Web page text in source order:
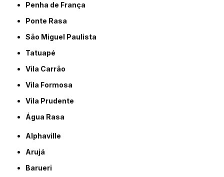
Penha de França
Ponte Rasa
São Miguel Paulista
Tatuapé
Vila Carrão
Vila Formosa
Vila Prudente
Água Rasa
Alphaville
Arujá
Barueri